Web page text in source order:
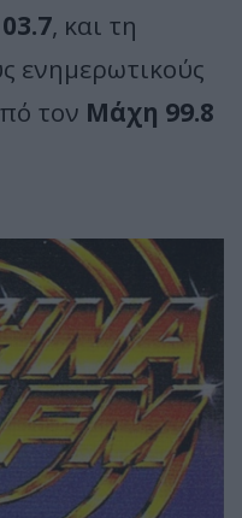
, και τη
ενημερωτικούς
τον Μάχη 99.8